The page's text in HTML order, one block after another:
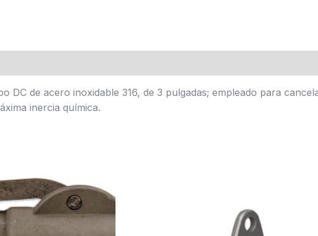
DC de acero inoxidable 316, de 3 pulgadas; empleado para
inercia química.